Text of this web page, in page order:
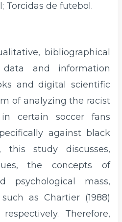
Torcidas de futebol.
bibliographical
and information
and digital scientific
of analyzing the racist
certain soccer fans
against black
this study discusses,
the concepts of
psychological mass,
as Chartier (1988)
Therefore,